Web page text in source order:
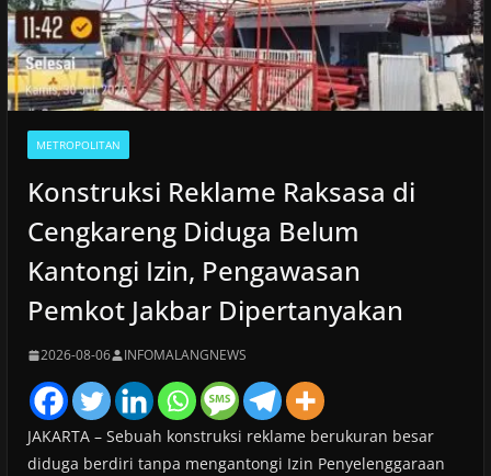
METROPOLITAN
Konstruksi Reklame Raksasa di
Cengkareng Diduga Belum
Kantongi Izin, Pengawasan
Pemkot Jakbar Dipertanyakan
2026-08-06 INFOMALANGNEWS
JAKARTA – Sebuah konstruksi reklame berukuran besar
diduga berdiri tanpa mengantongi Izin Penyelenggaraan